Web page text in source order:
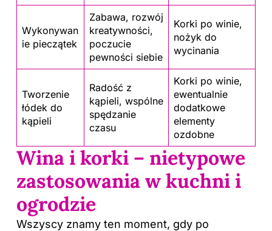
Wykonywan
ie pieczątek
Zabawa, rozwój
kreatywności,
poczucie
pewności siebie
Korki po winie,
nożyk do
wycinania
Tworzenie
łódek do
kąpieli
Radość z
kąpieli, wspólne
spędzanie
czasu
Korki po winie,
ewentualnie
dodatkowe
elementy
ozdobne
Wina i korki – nietypowe
zastosowania w kuchni i
ogrodzie
Wszyscy znamy ten moment, gdy po